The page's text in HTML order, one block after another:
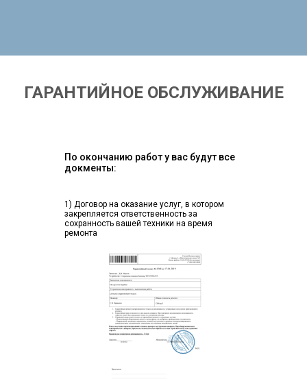
ГАРАНТИЙНОЕ ОБСЛУЖИВАНИЕ
По окончанию работ у вас будут все
докменты:
1) Договор на оказание услуг, в котором
закрепляется ответственность за
сохранность вашей техники на время
ремонта